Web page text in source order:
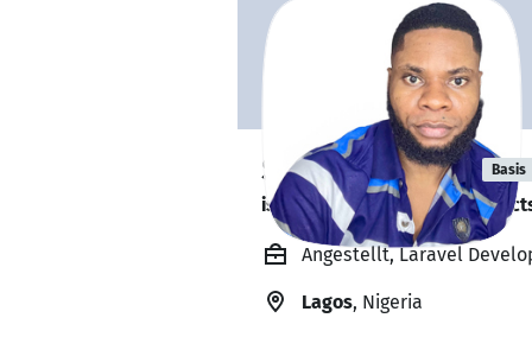
Sylvanus Etim Basis
is looking for freelance
Angestellt, Laravel
Lagos, Nigeria